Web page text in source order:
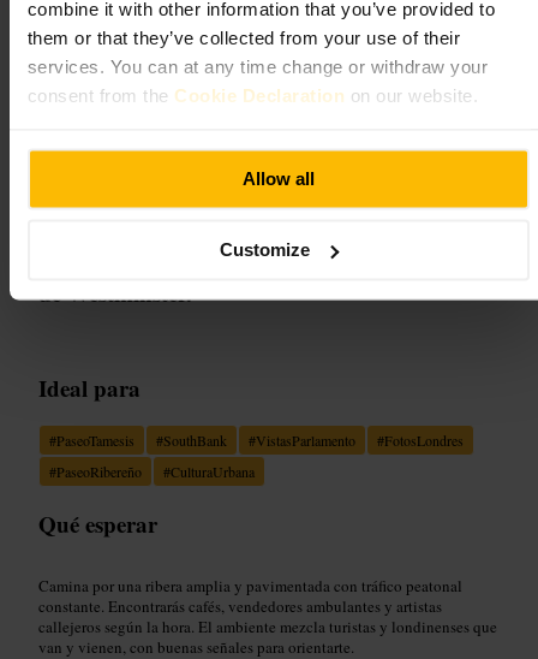
combine it with other information that you’ve provided to
them or that they’ve collected from your use of their
services. You can at any time change or withdraw your
consent from the Cookie Declaration on our website.
Allow all
Customize
Bridge
Paseo junto al Támesis con las mejores vistas
de Westminster.”
Ideal para
#PaseoTamesis #SouthBank #VistasParlamento #FotosLondres
#PaseoRibereño #CulturaUrbana
Qué esperar
Camina por una ribera amplia y pavimentada con tráfico peatonal
constante. Encontrarás cafés, vendedores ambulantes y artistas
callejeros según la hora. El ambiente mezcla turistas y londinenses que
van y vienen, con buenas señales para orientarte.